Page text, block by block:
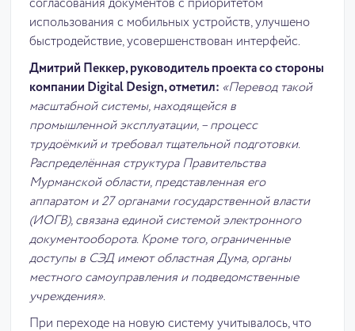
согласования документов с приоритетом
использования с мобильных устройств, улучшено
быстродействие, усовершенствован интерфейс.
Дмитрий Пеккер, руководитель проекта со стороны
компании Digital Design, отметил: «Перевод такой
масштабной системы, находящейся в
промышленной эксплуатации, – процесс
трудоёмкий и требовал тщательной подготовки.
Распределённая структура Правительства
Мурманской области, представленная его
аппаратом и 27 органами государственной власти
(ИОГВ), связана единой системой электронного
документооборота. Кроме того, ограниченные
доступы в СЭД имеют областная Дума, органы
местного самоуправления и подведомственные
учреждения».
При переходе на новую систему учитывалось, что